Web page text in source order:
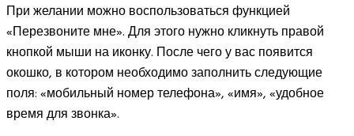
При желании можно воспользоваться функцией
«Перезвоните мне». Для этого нужно кликнуть правой
кнопкой мыши на иконку. После чего у вас появится
окошко, в котором необходимо заполнить следующие
поля: «мобильный номер телефона», «имя», «удобное
время для звонка».